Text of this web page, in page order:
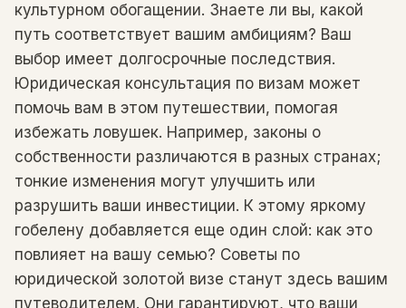
культурном обогащении. Знаете ли вы, какой
путь соответствует вашим амбициям? Ваш
выбор имеет долгосрочные последствия.
Юридическая консультация по визам может
помочь вам в этом путешествии, помогая
избежать ловушек. Например, законы о
собственности различаются в разных странах;
тонкие изменения могут улучшить или
разрушить ваши инвестиции. К этому яркому
гобелену добавляется еще один слой: как это
повлияет на вашу семью? Советы по
юридической золотой визе станут здесь вашим
путеводителем. Они гарантируют, что ваши